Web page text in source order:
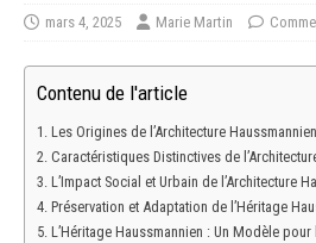
mars 4, 2025 Marie Martin
Contenu de l'article
Les Origines de l’Architecture
Caractéristiques Distinctives de
L’Impact Social et Urbain de l’Architecture
Préservation et Adaptation de l’Héritage
L’Héritage Haussmannien : Un Modèle pour